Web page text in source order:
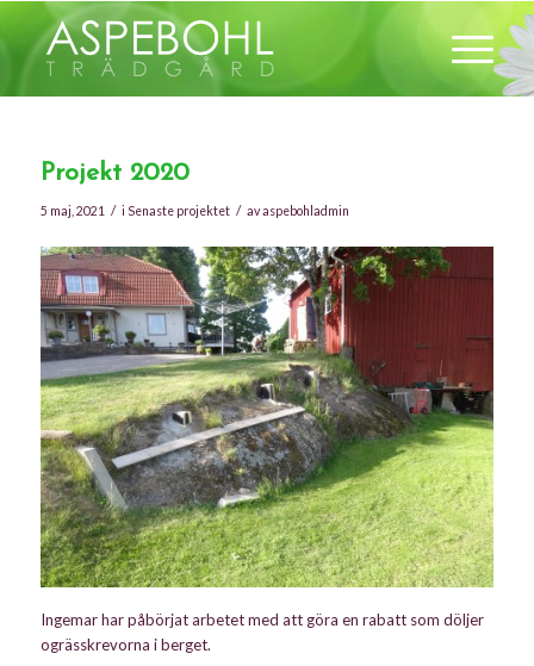
Projekt 2020
5 maj, 2021 / i Senaste projektet / avaspebohladmin
Ingemar har påbörjat arbetet med att göra en rabatt som döljer
ogrässkrevorna i berget.